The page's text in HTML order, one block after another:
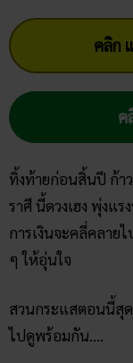
คลิก
ค
ทิ้งท้ายก่อนสิ้นปี ก้า
ราศี นี้ดวงเฮง พุ่งแ
การเงินจะคลี่คลาย
ๆ ให้อุ่นใจ
สวนกระแสตอนนี้สุด
ไปดูพร้อมกัน….